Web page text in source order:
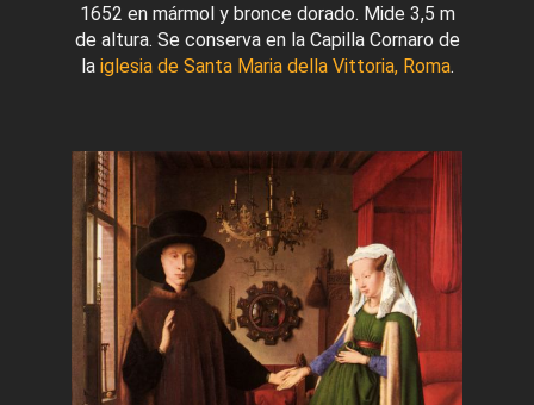
1652 en mármol y bronce dorado. Mide 3,5 m
de altura. Se conserva en la Capilla Cornaro de
la iglesia de Santa Maria della Vittoria, Roma.